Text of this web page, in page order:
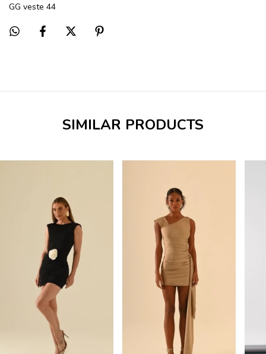
GG veste 44
SIMILAR PRODUCTS